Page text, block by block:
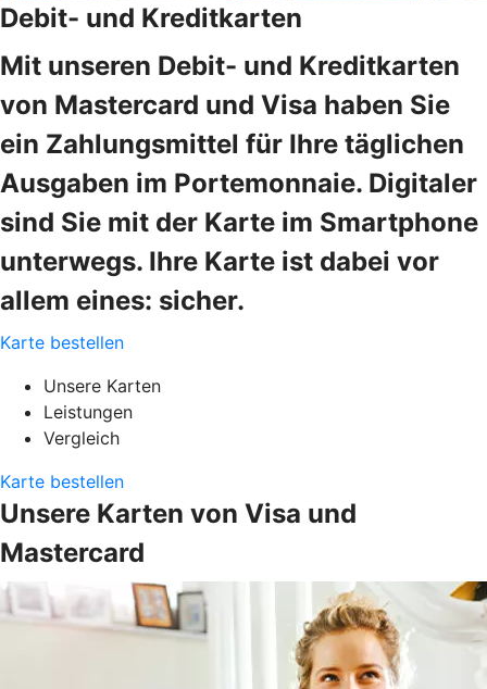
Debit- und Kreditkarten
Mit unseren Debit- und Kreditkarten
von Mastercard und Visa haben Sie
ein Zahlungsmittel für Ihre täglichen
Ausgaben im Portemonnaie. Digitaler
sind Sie mit der Karte im Smartphone
unterwegs. Ihre Karte ist dabei vor
allem eines: sicher.
Karte bestellen
Unsere Karten
Leistungen
Vergleich
Karte bestellen
Unsere Karten von Visa und
Mastercard